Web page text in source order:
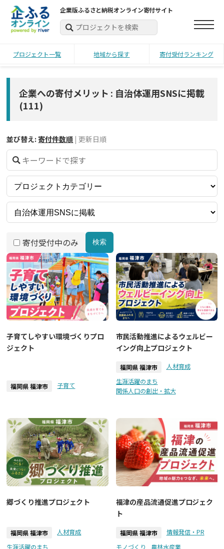
企業版ふるさと納税オンライン寄付サイト
プロジェクト一覧 地域から探す 寄付受付ランキング
企業への寄付メリット : 自治体運用SNSに掲載
(111)
並び替え: 寄付件数順 | 更新日順
寄付受付中のみ 検索
子育てしやすい環境づくりプロ
ジェクト
福岡県 福津市 子育て
市民活動推進によるウェルビー
イング向上プロジェクト
福岡県 福津市
人材育成
生涯活躍のまち
関係人口の創出・拡大
郷づくり推進プロジェクト
福岡県 福津市
人材育成
生涯活躍のまち
福津の産品流通促進プロジェク
ト
福岡県 福津市
情報発信・PR
モノづくり
農林水産業